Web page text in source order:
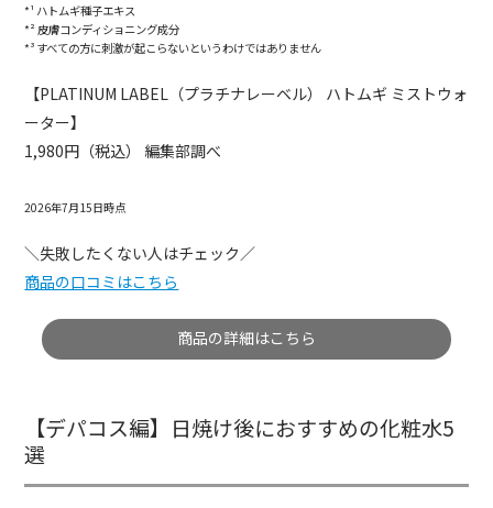
*¹ ハトムギ種子エキス
*² 皮膚コンディショニング成分
*³ すべての方に刺激が起こらないというわけではありません
【PLATINUM LABEL（プラチナレーベル） ハトムギ ミストウォ
ーター】
1,980円（税込） 編集部調べ
2026年7月15日時点
＼失敗したくない人はチェック／
商品の口コミはこちら
商品の詳細はこちら
【デパコス編】日焼け後におすすめの化粧水5
選